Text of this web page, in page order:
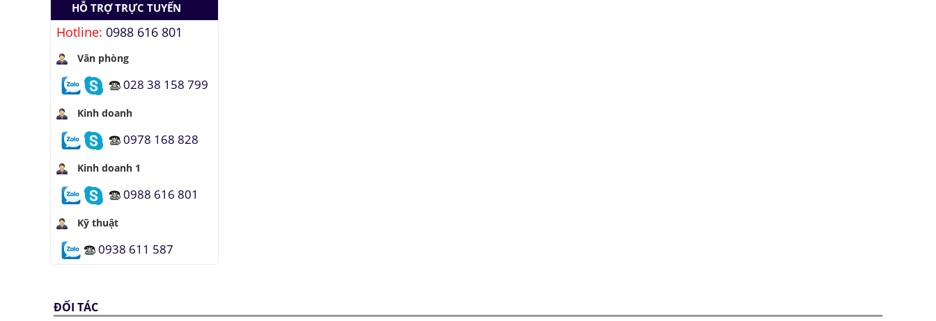
HỖ TRỢ TRỰC TUYẾN
Hotline: 0988 616 801
Văn phòng
028 38 158 799
Kinh doanh
0978 168 828
Kinh doanh 1
0988 616 801
Kỹ thuật
0938 611 587
ĐỐI TÁC